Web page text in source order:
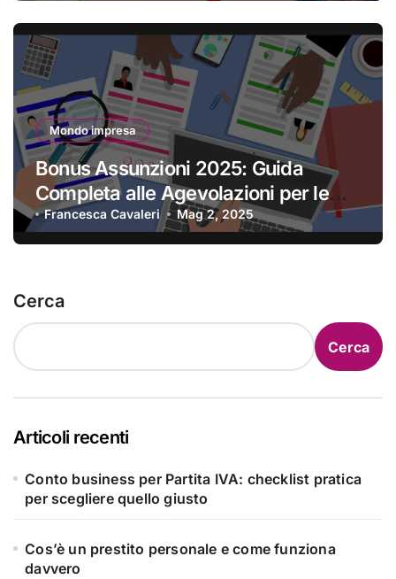
Mondo impresa
Bonus Assunzioni 2025: Guida
Completa alle Agevolazioni per le
Imprese
Francesca Cavaleri Mag 2, 2025
Cerca
Cerca
Articoli recenti
Conto business per Partita IVA: checklist pratica
per scegliere quello giusto
Cos’è un prestito personale e come funziona
davvero